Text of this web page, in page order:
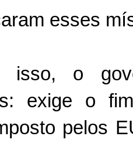
esses
isso, o
exige o
pelos